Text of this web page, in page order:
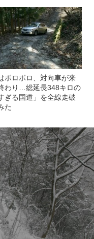
ボロボロ、対向車が来
わり…総延長348キロの
ぎる国道」を全線走破
た